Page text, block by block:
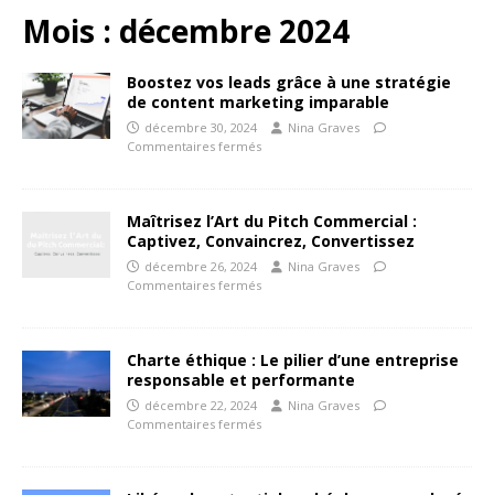
Mois : décembre 2024
Boostez vos leads grâce à une stratégie
de content marketing imparable
décembre 30, 2024
Nina Graves
Commentaires fermés
Maîtrisez l’Art du Pitch Commercial :
Captivez, Convaincrez, Convertissez
décembre 26, 2024
Nina Graves
Commentaires fermés
Charte éthique : Le pilier d’une entreprise
responsable et performante
décembre 22, 2024
Nina Graves
Commentaires fermés